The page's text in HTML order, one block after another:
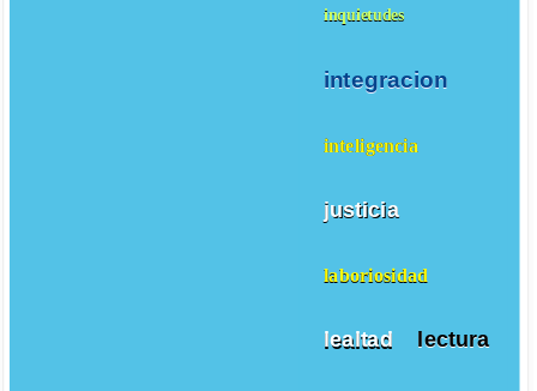
inquietudes
integracion
inteligencia
justicia
laboriosidad
lealtad lectura